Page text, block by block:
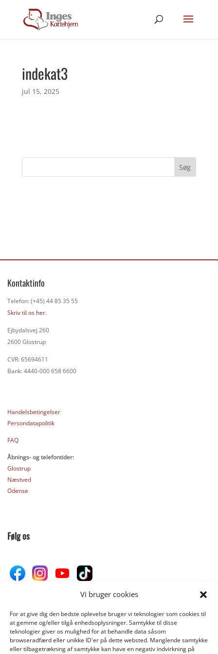
Vi bruger cookies
For at give dig den bedste oplevelse bruger vi teknologier som cookies til
at gemme og/eller tilgå enhedsoplysninger. Samtykke til disse
teknologier giver os mulighed for at behandle data såsom
browseradfærd eller unikke ID'er på dette websted. Manglende samtykke
eller tilbagetrækning af samtykke kan have en negativ indvirkning på
indekat3
jul 15, 2025
Kontaktinfo
Telefon: (+45) 44 85 35 55
Skriv til os her.
Ejbydalsvej 260
2600 Glostrup
CVR: 65694611
Bank: 4440-000 658 6600
Handelsbetingelser
Persondatapolitik
FAQ
Åbnings- og telefontider:
Glostrup
Næstved
Odense
Følg os
Donér til Inges Kattehjem